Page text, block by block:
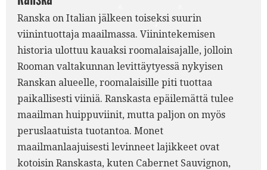
7.
Ranska on Italian jälkeen toiseksi suurin
viinintuottaja maailmassa. Viinintekemisen
historia ulottuu kauaksi roomalaisajalle, jolloin
Rooman valtakunnan levittäytyessä nykyisen
Ranskan alueelle, roomalaisille piti tuottaa
paikallisesti viiniä. Ranskasta epäilemättä tulee
maailman huippuviinit, mutta paljon on myös
peruslaatuista tuotantoa. Monet
maailmanlaajuisesti levinneet lajikkeet ovat
kotoisin Ranskasta, kuten Cabernet Sauvignon,